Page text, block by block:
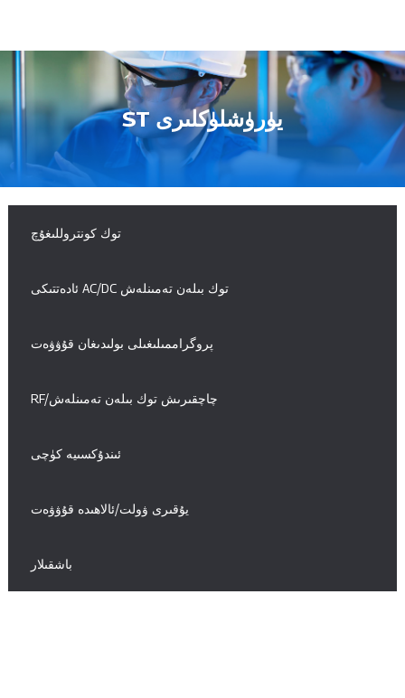
ST يۈرۈشلۈكلىرى
توك كونتروللىغۇچ
ئادەتتىكى AC/DC توك بىلەن تەمىنلەش
پروگراممىلىغىلى بولىدىغان قۇۋۋەت
RF/چاچقىرىش توك بىلەن تەمىنلەش
ئىندۇكسىيە كۈچى
يۇقىرى ۋولت/ئالاھىدە قۇۋۋەت
باشقىلار